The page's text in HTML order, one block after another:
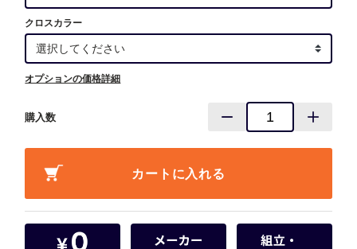
クロスカラー
オプションの価格詳細
購入数